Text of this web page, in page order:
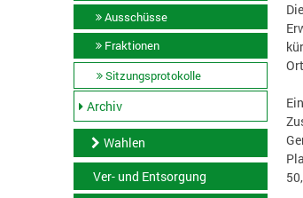
Ausschüsse
Fraktionen
Sitzungsprotokolle
Archiv
Wahlen
Ver- und Entsorgung